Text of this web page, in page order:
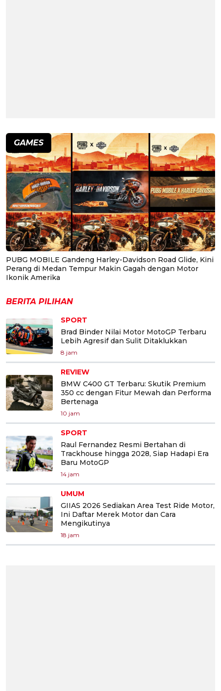
GAMES
PUBG MOBILE Gandeng Harley-Davidson Road Glide, Kini
Perang di Medan Tempur Makin Gagah dengan Motor
Ikonik Amerika
BERITA PILIHAN
SPORT
Brad Binder Nilai Motor MotoGP Terbaru
Lebih Agresif dan Sulit Ditaklukkan
8 jam
REVIEW
BMW C400 GT Terbaru: Skutik Premium
350 cc dengan Fitur Mewah dan Performa
Bertenaga
10 jam
SPORT
Raul Fernandez Resmi Bertahan di
Trackhouse hingga 2028, Siap Hadapi Era
Baru MotoGP
14 jam
UMUM
GIIAS 2026 Sediakan Area Test Ride Motor,
Ini Daftar Merek Motor dan Cara
Mengikutinya
18 jam